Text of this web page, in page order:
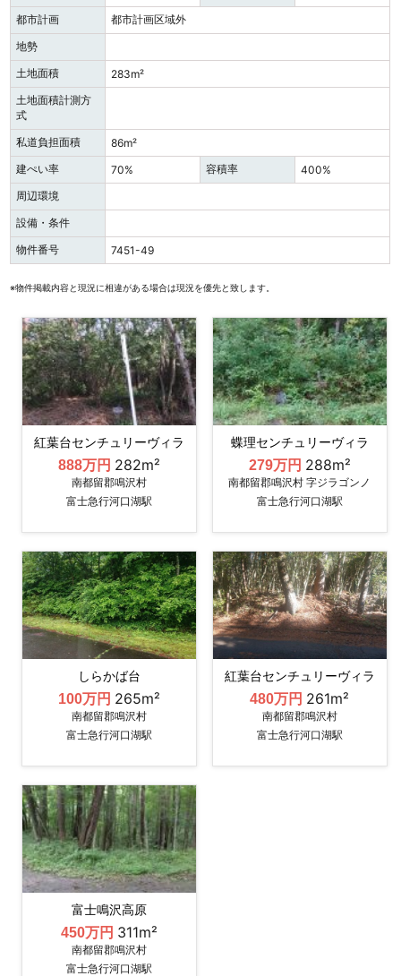
都市計画
都市計画区域外
地勢
土地面積
283m²
土地面積計測方
式
私道負担面積
86m²
建ぺい率
70% 容積率
400%
周辺環境
設備・条件
物件番号
7451-49
※物件掲載内容と現況に相違がある場合は現況を優先と致します。
紅葉台センチュリーヴィラ
888万円 282m²
南都留郡鳴沢村
富士急行河口湖駅
蝶理センチュリーヴィラ
279万円 288m²
南都留郡鳴沢村 字ジラゴンノ
富士急行河口湖駅
しらかば台
100万円 265m²
南都留郡鳴沢村
富士急行河口湖駅
紅葉台センチュリーヴィラ
480万円 261m²
南都留郡鳴沢村
富士急行河口湖駅
富士鳴沢高原
450万円 311m²
南都留郡鳴沢村
富士急行河口湖駅